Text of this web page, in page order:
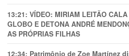
13:21: VÍDEO: MIRIAM LEITÃO
GLOBO E DETONA ANDRÉ
AS PRÓPRIAS FILHAS
12:34: Patrimônio de Zoe Martínez